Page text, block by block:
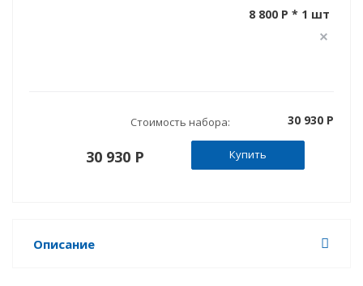
8 800 P * 1 шт
Стоимость набора: 30 930 P
30 930 P Купить
Описание